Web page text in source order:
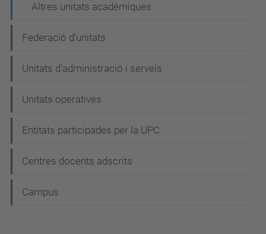
ó
Altres unitats acadèmiques
Federació d'unitats
Unitats d'administració i serveis
Unitats operatives
Entitats participades per la UPC
Centres docents adscrits
Campus